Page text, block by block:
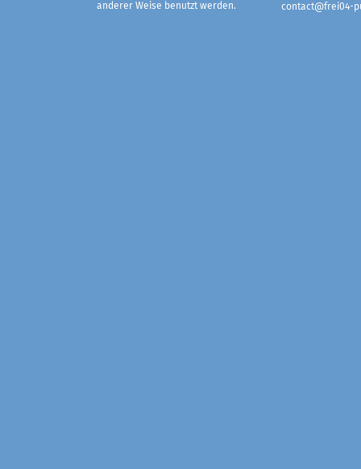
anderer Weise benutzt werden.
contact@frei04-